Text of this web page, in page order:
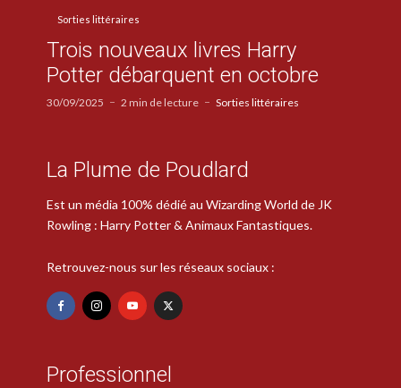
Sorties littéraires
Trois nouveaux livres Harry
Potter débarquent en octobre
30/09/2025 2 min de lecture Sorties littéraires
La Plume de Poudlard
Est un média 100% dédié au Wizarding World de JK
Rowling : Harry Potter & Animaux Fantastiques.
Retrouvez-nous sur les réseaux sociaux :
Professionnel